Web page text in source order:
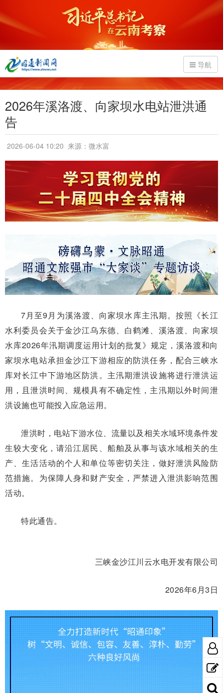
导航
2026年溪洛渡、向家坝水电站泄洪通
告
2026-06-04 10:20 来源：微水富
7月至9月为溪洛渡、向家坝水库主汛期。按照《长江
水利委员会关于金沙江乌东德、白鹤滩、溪洛渡、向家坝
水库2026年汛期调度运用计划的批复》规定，溪洛渡和向
家坝水电站承担金沙江下游相应的防洪任务，配合三峡水
库对长江中下游地区防洪。主汛期泄洪设施将进行泄洪运
用，且泄洪时间、规模具有不确定性，主汛期以外时间泄
洪设施也可能投入应急运用。
泄洪时，电站下游水位、流量以及相关水域环境条件发
生较大变化，请沿江居民、船舶及从事与该水域相关的生
产、生活活动的个人和单位等密切关注，做好泄洪风险防
范措施。为保障人身和财产安全，严禁进入泄洪影响范围
活动。
特此通告。
三峡金沙江川云水电开发有限公司
2026年6月3日